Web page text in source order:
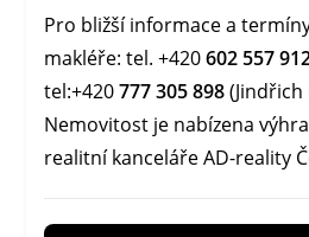
Pro bližší informace a
makléře: tel. +420602 557
tel:+420777 305 898
Nemovitost je nabízena
realitní kanceláře AD-reality